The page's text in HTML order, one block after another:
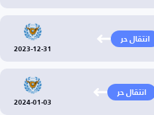
انتقال حر
2023-12-31
انتقال حر
2024-01-03